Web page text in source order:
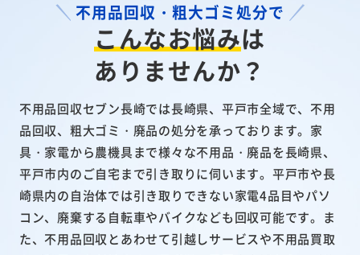
不用品回収・粗大ゴミ処分で
こんなお悩みは
ありませんか？
不用品回収セブン長崎では長崎県、平戸市全域で、不用
品回収、粗大ゴミ・廃品の処分を承っております。家
具・家電から農機具まで様々な不用品・廃品を長崎県、
平戸市内のご自宅まで引き取りに伺います。平戸市や長
崎県内の自治体では引き取りできない家電4品目やパソ
コン、廃棄する自転車やバイクなども回収可能です。ま
た、不用品回収とあわせて引越しサービスや不用品買取